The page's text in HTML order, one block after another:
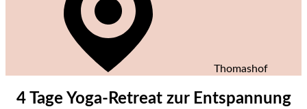
Thomashof
4 Tage Yoga-Retreat zur Entspannung